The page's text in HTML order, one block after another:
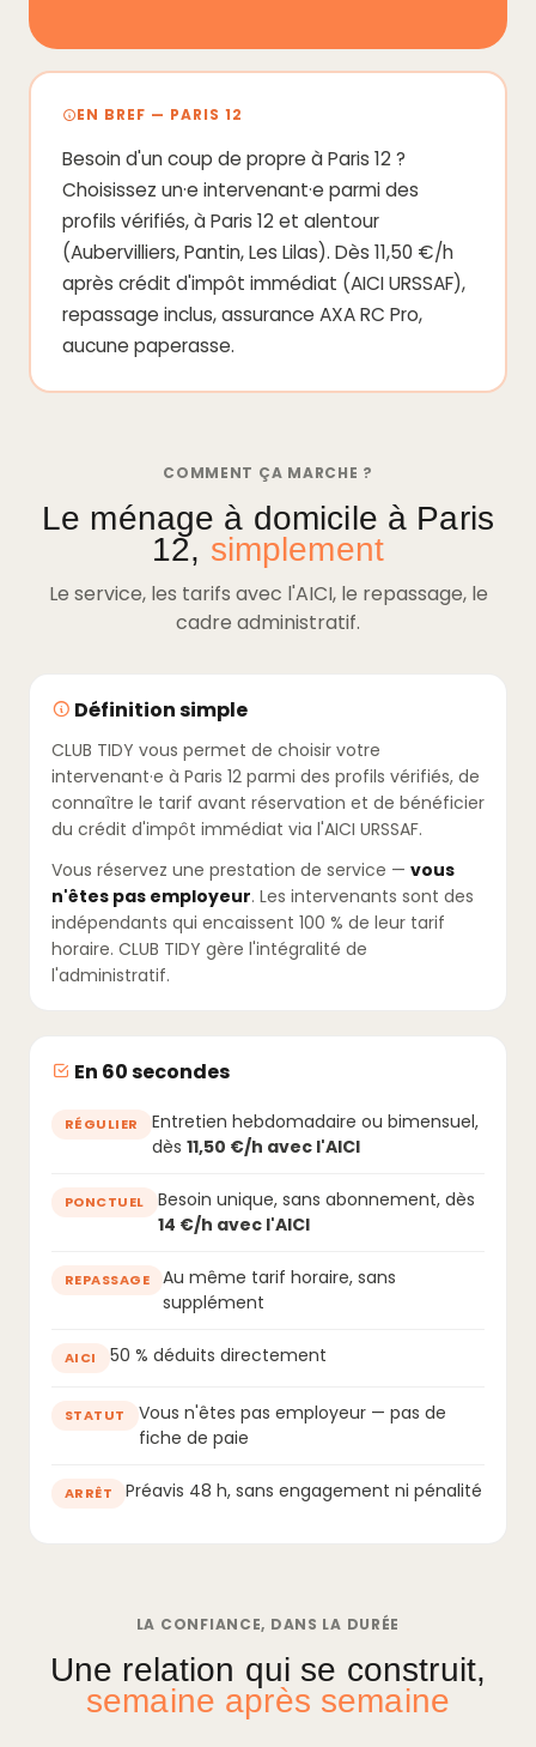
EN BREF — PARIS 12
Besoin d'un coup de propre à Paris 12 ?
Choisissez un·e intervenant·e parmi des
profils vérifiés, à Paris 12 et alentour
(Aubervilliers, Pantin, Les Lilas). Dès 11,50 €/h
après crédit d'impôt immédiat (AICI URSSAF),
repassage inclus, assurance AXA RC Pro,
aucune paperasse.
COMMENT ÇA MARCHE ?
Le ménage à domicile à Paris
12, simplement
Le service, les tarifs avec l'AICI, le repassage, le
cadre administratif.
Définition simple
CLUB TIDY vous permet de choisir votre
intervenant·e à Paris 12 parmi des profils vérifiés, de
connaître le tarif avant réservation et de bénéficier
du crédit d'impôt immédiat via l'AICI URSSAF.
Vous réservez une prestation de service — vous
n'êtes pas employeur. Les intervenants sont des
indépendants qui encaissent 100 % de leur tarif
horaire. CLUB TIDY gère l'intégralité de
l'administratif.
En 60 secondes
RÉGULIER
Entretien hebdomadaire ou bimensuel,
dès 11,50 €/h avec l'AICI
PONCTUEL
Besoin unique, sans abonnement, dès
14 €/h avec l'AICI
REPASSAGE
Au même tarif horaire, sans
supplément
AICI 50 % déduits directement
STATUT
Vous n'êtes pas employeur — pas de
fiche de paie
ARRÊT Préavis 48 h, sans engagement ni pénalité
LA CONFIANCE, DANS LA DURÉE
Une relation qui se construit,
semaine après semaine